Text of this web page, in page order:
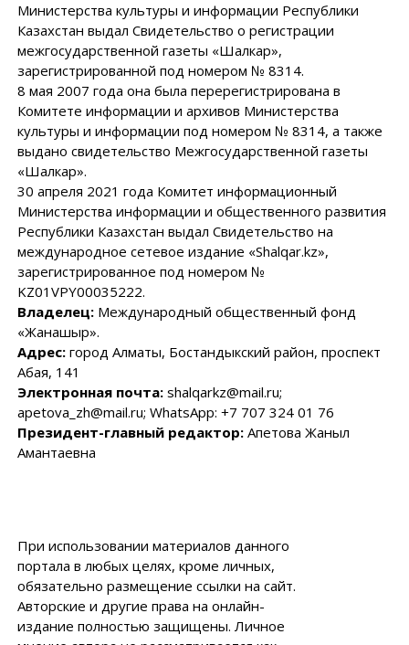
Министерства культуры и информации Республики
Казахстан выдал Свидетельство о регистрации
межгосударственной газеты «Шалкар»,
зарегистрированной под номером № 8314.
8 мая 2007 года она была перерегистрирована в
Комитете информации и архивов Министерства
культуры и информации под номером № 8314, а также
выдано свидетельство Межгосударственной газеты
«Шалкар».
30 апреля 2021 года Комитет информационный
Министерства информации и общественного развития
Республики Казахстан выдал Свидетельство на
международное сетевое издание «Shalqar.kz»,
зарегистрированное под номером №
KZ01VPY00035222.
Владелец:Международный общественный фонд
«Жанашыр».
Адрес:город Алматы, Бостандыкский район, проспект
Абая, 141
Электронная почта:shalqarkz@mail.ru;
apetova_zh@mail.ru; WhatsApp: +7 707 324 01 76
Президент-главный редактор:Апетова Жаныл
Амантаевна
При использовании материалов данного
портала в любых целях, кроме личных,
обязательно размещение ссылки на сайт.
Авторские и другие права на онлайн-
издание полностью защищены. Личное